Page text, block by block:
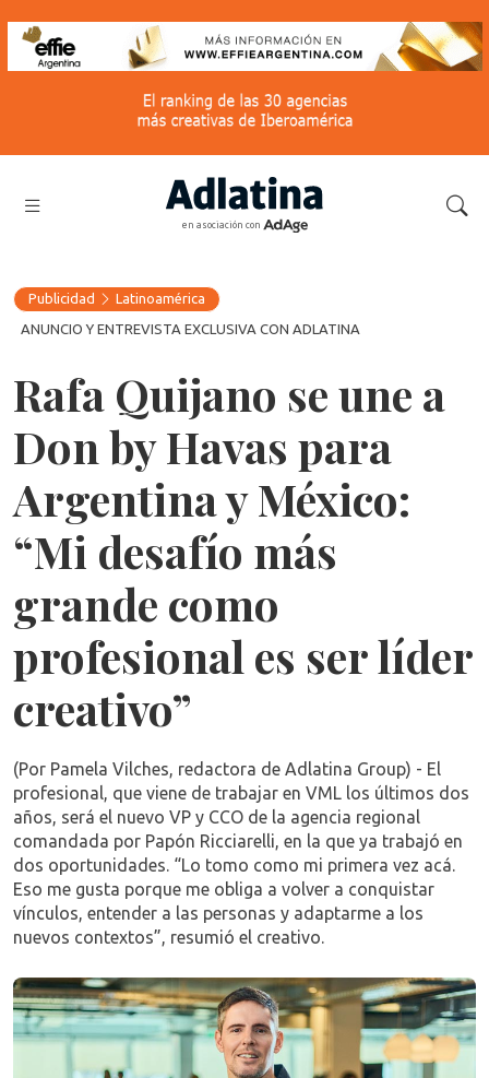
en asociación con
Publicidad
Latinoamérica
ANUNCIO Y ENTREVISTA EXCLUSIVA CON ADLATINA
Rafa Quijano se une a
Don by Havas para
Argentina y México:
“Mi desafío más
grande como
profesional es ser líder
creativo”
(Por Pamela Vilches, redactora de Adlatina Group) - El
profesional, que viene de trabajar en VML los últimos dos
años, será el nuevo VP y CCO de la agencia regional
comandada por Papón Ricciarelli, en la que ya trabajó en
dos oportunidades. “Lo tomo como mi primera vez acá.
Eso me gusta porque me obliga a volver a conquistar
vínculos, entender a las personas y adaptarme a los
nuevos contextos”, resumió el creativo.